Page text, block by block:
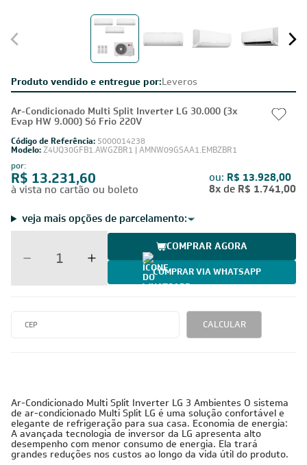
Produto vendido e entregue por:Leveros
Ar-Condicionado Multi Split Inverter LG 30.000 (3x
Evap HW 9.000) Só Frio 220V
Código de Referência: 5000014238
Modelo:Z4UQ30GFB1.AWGZBR1 | AMNW09GSAA1.EMBZBR1
por:
R$ 13.231,60
à vista no cartão ou boleto
ou: R$ 13.928,00
8x de R$ 1.741,00
veja mais opções de parcelamento:
COMPRAR AGORA
COMPRAR VIA WHATSAPP
CALCULAR
Ar-Condicionado Multi Split Inverter LG 3 Ambientes O sistema
de ar-condicionado Multi Split LG é uma solução confortável e
elegante de refrigeração para sua casa. Economia de energia:
A avançada tecnologia de inversor da LG apresenta alto
desempenho com menor consumo de energia. Ela trará
grandes reduções nos custos ao longo da vida útil do produto.